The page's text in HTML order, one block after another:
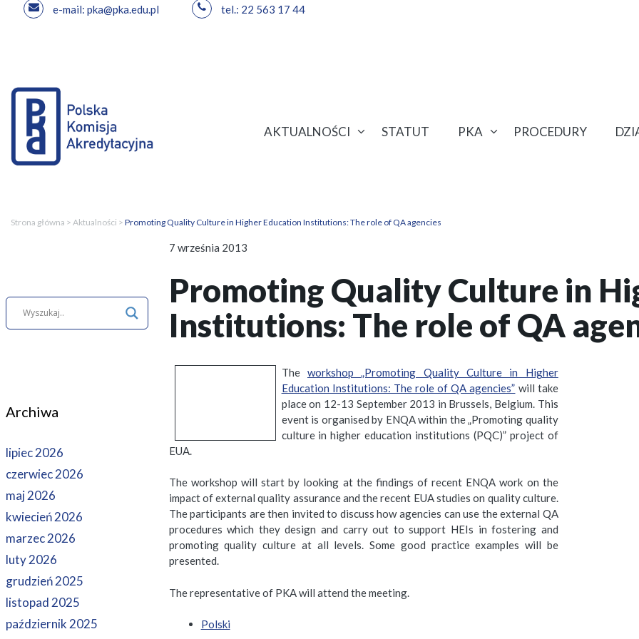
e-mail: pka@pka.edu.pl tel.: 22 563 17 44
AKTUALNOŚCI STATUT PKA PROCEDURY
Strona główna > Aktualności > Promoting Quality Culture in Higher Education Institutions: The role of QA agencies
7 września 2013
Promoting Quality Culture in
Institutions: The role of QA
The workshop „Promoting Quality Culture in Higher
Education Institutions: The role of QA agencies” will take
place on 12-13 September 2013 in Brussels, Belgium. This
event is organised by ENQA within the „Promoting quality
culture in higher education institutions (PQC)” project of
EUA.
The workshop will start by looking at the findings of recent ENQA work on the
impact of external quality assurance and the recent EUA studies on quality culture.
The participants are then invited to discuss how agencies can use the external QA
procedures which they design and carry out to support HEIs in fostering and
promoting quality culture at all levels. Some good practice examples will be
presented.
The representative of PKA will attend the meeting.
Polski
Archiwa
lipiec 2026
czerwiec 2026
maj 2026
kwiecień 2026
marzec 2026
luty 2026
grudzień 2025
listopad 2025
październik 2025